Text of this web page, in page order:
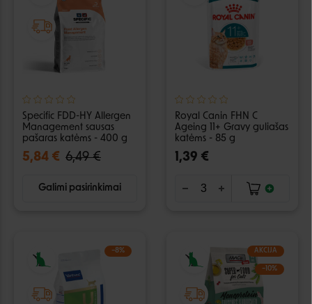
Specific FDD-HY Allergen
Management sausas
pašaras katėms - 400 g
5,84 € 6,49 €
Galimi pasirinkimai
Royal Canin FHN C
Ageing 11+ Gravy guliašas
katėms - 85 g
1,39 €
−8% AKCIJA
−10%